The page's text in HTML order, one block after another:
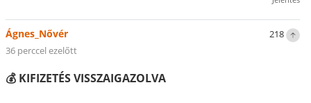
218
Ágnes_Nővér
36 perccel ezelőtt
💰 KIFIZETÉS VISSZAIGAZOLVA